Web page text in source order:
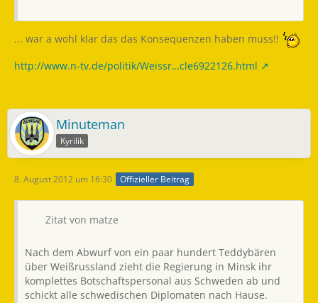
... war a wohl klar das das Konsequenzen haben muss!!
http://www.n-tv.de/politik/Weissr…cle6922126.html
Minuteman
Kyrilik
8. August 2012 um 16:30 Offizieller Beitrag
Zitat von matze
Nach dem Abwurf von ein paar hundert Teddybären
über Weißrussland zieht die Regierung in Minsk ihr
komplettes Botschaftspersonal aus Schweden ab und
schickt alle schwedischen Diplomaten nach Hause.